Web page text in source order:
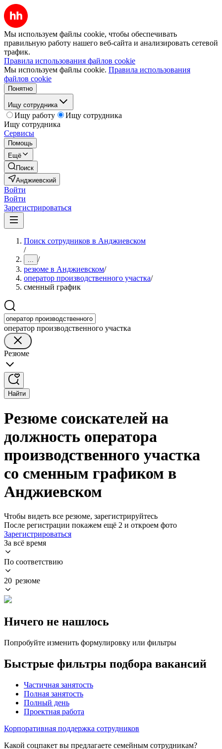
Мы используем файлы cookie, чтобы обеспечивать
правильную работу нашего веб-сайта и анализировать сетевой
трафик.
Правила использования файлов cookie
Мы используем файлы cookie. Правила использования
файлов cookie
Понятно
Ищу сотрудника
Ищу работу
Ищу сотрудника
Ищу сотрудника
Сервисы
Помощь
Ещё
Поиск
Анджиевский
Войти
Войти
Зарегистрироваться
Поиск сотрудников в Анджиевском
/
... /
резюме в Анджиевском/
оператор производственного участка/
сменный график
оператор производственного участка
Резюме
Найти
Резюме соискателей на
должность оператора
производственного участка
со сменным графиком в
Анджиевском
Чтобы видеть все резюме, зарегистрируйтесь
После регистрации покажем ещё 2 и откроем фото
Зарегистрироваться
За всё время
По соответствию
20 резюме
Ничего не нашлось
Попробуйте изменить формулировку или фильтры
Быстрые фильтры подбора вакансий
Частичная занятость
Полная занятость
Полный день
Проектная работа
Корпоративная поддержка сотрудников
Какой соцпакет вы предлагаете семейным сотрудникам?